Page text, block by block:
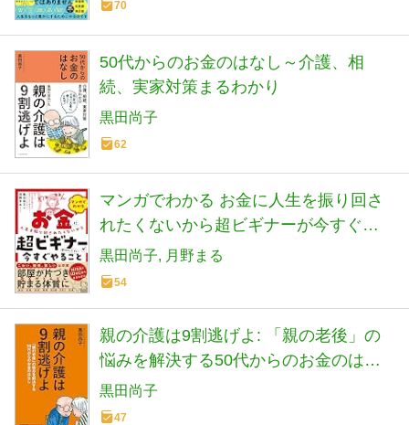
70
50代からのお金のはなし～介護、相
続、実家対策まるわかり
黒田尚子
62
マンガでわかる お金に人生を振り回さ
れたくないから超ビギナーが今すぐや
ること教えてください
黒田尚子 月野まる
54
親の介護は9割逃げよ: 「親の老後」の
悩みを解決する50代からのお金のはな
し (小学館文庫 プレジデントセレクト
く 1-1)
黒田尚子
47